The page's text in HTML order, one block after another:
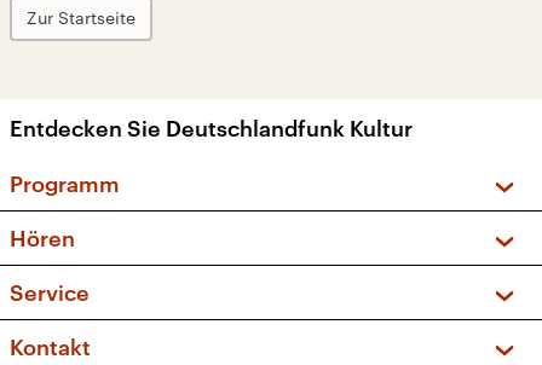
Zur Startseite
Entdecken Sie Deutschlandfunk Kultur
Programm
Sendungen und Podcasts
Musikliste
Kakadu – Das Kinderprogramm
Hören
Frequenzen (UKW + DAB+)
Service
FAQ
Kontakt